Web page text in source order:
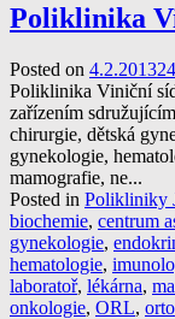
Poliklinika
Posted on 4.2.2013
Poliklinika Viniční
zařízením
chirurgie, dětská
gynekologie,
mamografie, ne...
Posted in Polikliniky
biochemie, centrum
gynekologie,
hematologie,
laboratoř, lékárna,
onkologie, ORL,